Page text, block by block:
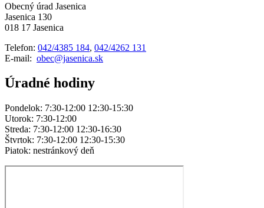
Obecný úrad Jasenica
Jasenica 130
018 17 Jasenica
Telefon: 042/4385 184, 042/4262 131
E-mail: obec@jasenica.sk
Úradné hodiny
Pondelok: 7:30-12:00 12:30-15:30
Utorok: 7:30-12:00
Streda: 7:30-12:00 12:30-16:30
Štvrtok: 7:30-12:00 12:30-15:30
Piatok: nestránkový deň